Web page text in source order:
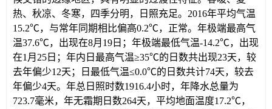
热、秋凉、冬寒，四季分明，日照充足。 2016年平均气温
15.2℃，与常年同期相比偏高0.2℃，正常。年极端最高气
温37.6℃，出现在8月19日；年极端最低气温-14.2℃，出现
在1月25日；年内日最高气温≥35℃的日数共出现23天，较
去年偏少12天；日最低气温≤0.0℃的日数共计74天，较去
年偏少4天。年总日照时数1916.4小时，年降水总量为
723.7毫米， 年无霜期日数264天，平均地面温度17.2℃，